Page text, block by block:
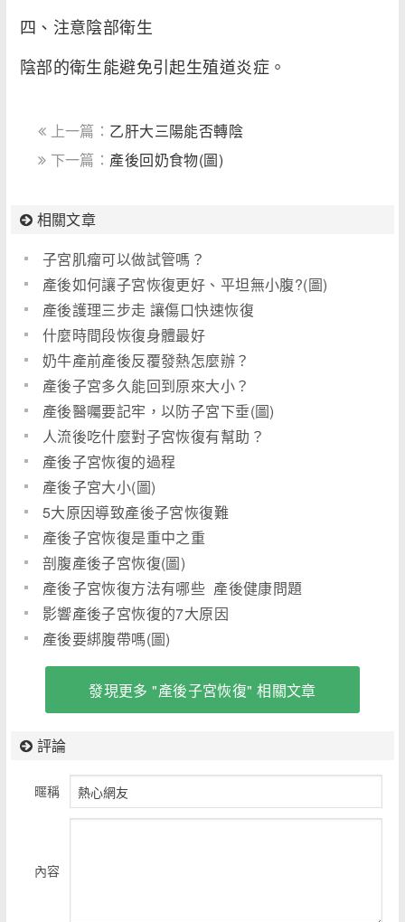
四、注意陰部衛生
陰部的衛生能避免引起生殖道炎症。
上一篇： 乙肝大三陽能否轉陰
下一篇： 產後回奶食物(圖)
相關文章
子宮肌瘤可以做試管嗎？
產後如何讓子宮恢復更好、平坦無小腹?(圖)
產後護理三步走 讓傷口快速恢復
什麼時間段恢復身體最好
奶牛產前產後反覆發熱怎麼辦？
產後子宮多久能回到原來大小？
產後醫囑要記牢，以防子宮下垂(圖)
人流後吃什麼對子宮恢復有幫助？
產後子宮恢復的過程
產後子宮大小(圖)
5大原因導致產後子宮恢復難
產後子宮恢復是重中之重
剖腹產後子宮恢復(圖)
產後子宮恢復方法有哪些 產後健康問題
影響產後子宮恢復的7大原因
產後要綁腹帶嗎(圖)
發現更多 "產後子宮恢復" 相關文章
評論
暱稱
內容